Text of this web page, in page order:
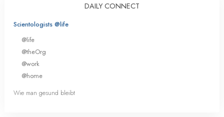
DAILY CONNECT
Scientologists @life
@life
@theOrg
@work
@home
Wie man gesund bleibt